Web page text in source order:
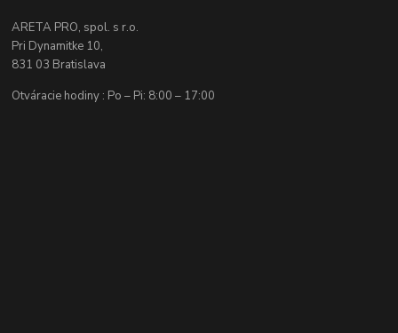
ARETA PRO, spol. s r.o.
Pri Dynamitke 10,
831 03 Bratislava
Otváracie hodiny : Po – Pi: 8:00 – 17:00